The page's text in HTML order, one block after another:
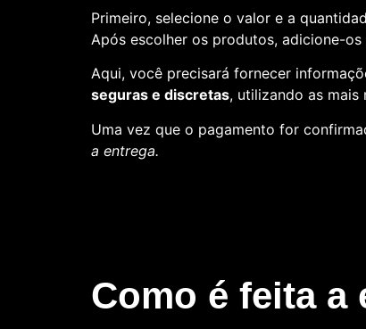
Primeiro, selecione o valor e a
Após escolher os produtos, adicione-
Aqui, você precisará fornecer
seguras e discretas, utilizando as
Uma vez que o pagamento for
a entrega.
Como é feita a